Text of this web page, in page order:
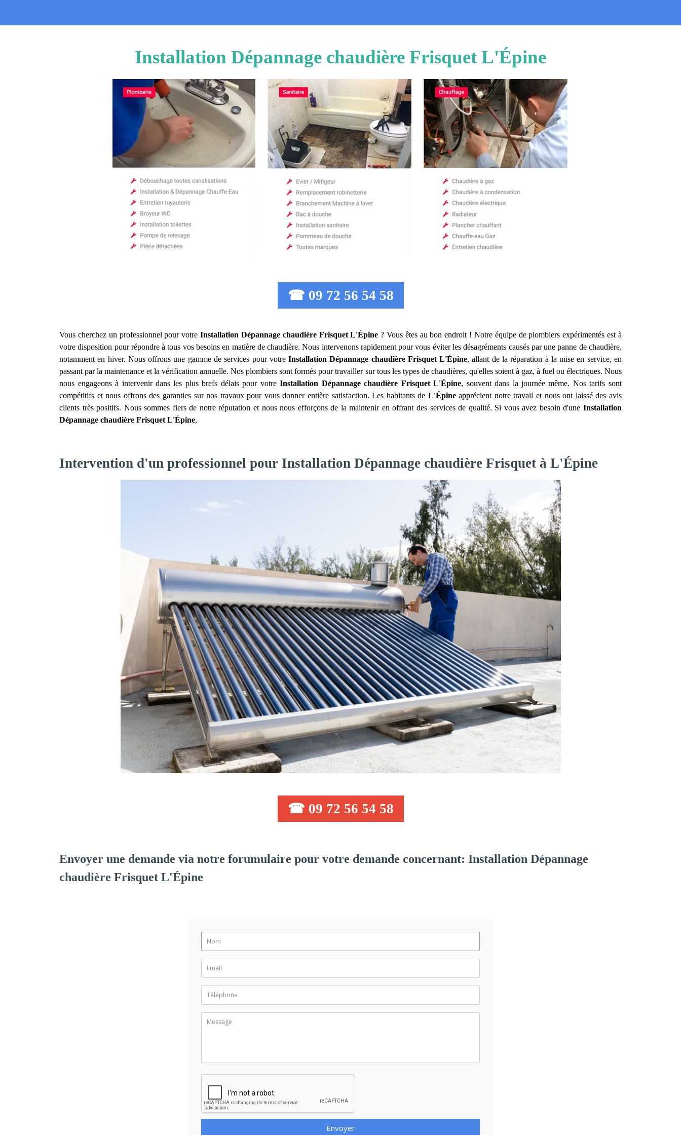
Installation Dépannage chaudière Frisquet L'Épine
☎ 09 72 56 54 58
Vous cherchez un professionnel pour votreInstallation Dépannage chaudière Frisquet L'Épine ? Vous êtes au bon endroit ! Notre équipe de plombiers expérimentés est à
votre disposition pour répondre à tous vos besoins en matière de chaudière. Nous intervenons rapidement pour vous éviter les désagréments causés par une panne de chaudière,
notamment en hiver. Nous offrons une gamme de services pour votreInstallation Dépannage chaudière Frisquet L'Épine, allant de la réparation à la mise en service, en
passant par la maintenance et la vérification annuelle. Nos plombiers sont formés pour travailler sur tous les types de chaudières, qu'elles soient à gaz, à fuel ou électriques. Nous
nous engageons à intervenir dans les plus brefs délais pour votreInstallation Dépannage chaudière Frisquet L'Épine, souvent dans la journée même. Nos tarifs sont
compétitifs et nous offrons des garanties sur nos travaux pour vous donner entière satisfaction. Les habitants de L'Épineapprécient notre travail et nous ont laissé des avis
clients très positifs. Nous sommes fiers de notre réputation et nous nous efforçons de la maintenir en offrant des services de qualité. Si vous avez besoin d'une Installation
Dépannage chaudière Frisquet L'Épine,
Intervention d'un professionnel pour Installation Dépannage chaudière Frisquet à L'Épine
☎ 09 72 56 54 58
Envoyer une demande via notre forumulaire pour votre demande concernant: Installation Dépannage
chaudière Frisquet L'Épine
Envoyer